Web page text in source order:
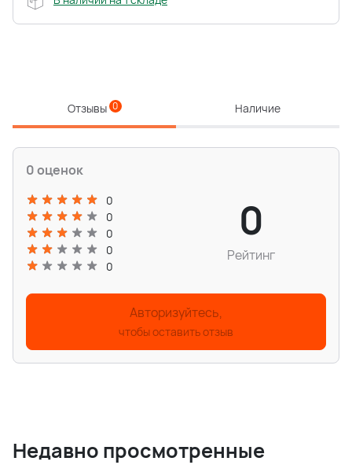
Отзывы 0 Наличие
0 оценок
0
0
0
0
0
0
Рейтинг
Авторизуйтесь,
чтобы оставить отзыв
Недавно просмотренные